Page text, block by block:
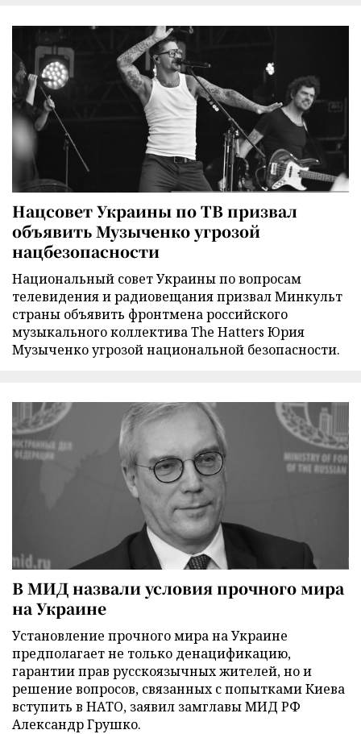
Нацсовет Украины по ТВ призвал
объявить Музыченко угрозой
нацбезопасности
Национальный совет Украины по вопросам
телевидения и радиовещания призвал Минкульт
страны объявить фронтмена российского
музыкального коллектива The Hatters Юрия
Музыченко угрозой национальной безопасности.
В МИД назвали условия прочного мира
на Украине
Установление прочного мира на Украине
предполагает не только денацификацию,
гарантии прав русскоязычных жителей, но и
решение вопросов, связанных с попытками Киева
вступить в НАТО, заявил замглавы МИД РФ
Александр Грушко.